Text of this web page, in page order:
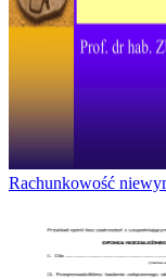
Rachunkowość